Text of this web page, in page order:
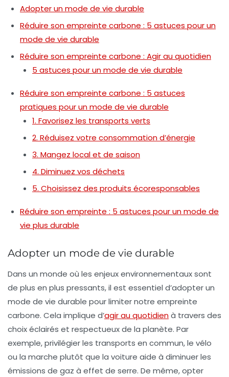
Adopter un mode de vie durable
Réduire son empreinte carbone : 5 astuces pour un
mode de vie durable
Réduire son empreinte carbone : Agir au quotidien
5 astuces pour un mode de vie durable
Réduire son empreinte carbone : 5 astuces
pratiques pour un mode de vie durable
1. Favorisez les transports verts
2. Réduisez votre consommation d’énergie
3. Mangez local et de saison
4. Diminuez vos déchets
5. Choisissez des produits écoresponsables
Réduire son empreinte : 5 astuces pour un mode de
vie plus durable
Adopter un mode de vie durable
Dans un monde où les enjeux environnementaux sont
de plus en plus pressants, il est essentiel d’adopter un
mode de vie durable pour limiter notre empreinte
carbone. Cela implique d’agir au quotidienà travers des
choix éclairés et respectueux de la planète. Par
exemple, privilégier les transports en commun, le vélo
ou la marche plutôt que la voiture aide à diminuer les
émissions de gaz à effet de serre. De même, opter